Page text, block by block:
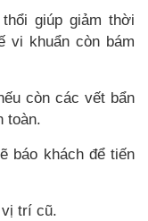
giúp giảm thời
vi khuẩn còn bám
còn các vết bẩn
toàn.
báo khách để tiến
vị trí cũ.